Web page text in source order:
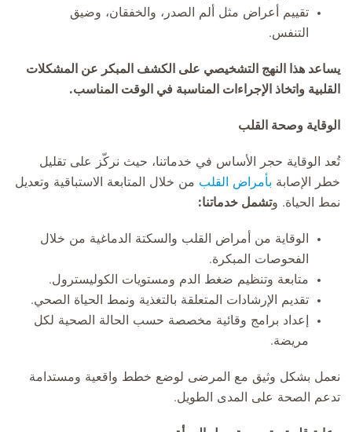
تقييم أعراض مثل ألم الصدر، والخفقان، وضيق
التنفس.
يساعد هذا النهج التشخيصي على الكشف المبكر عن المشكلات
القلبية واتخاذ الإجراءات المناسبة في الوقت المناسب.
الوقاية وصحة القلب
تُعد الوقاية حجر الأساس في خدماتنا، حيث نركّز على تقليل
خطر الإصابة بأمراض القلب من خلال المتابعة الاستباقية وتعديل
نمط الحياة. وتشمل خدماتنا:
الوقاية من أمراض القلب والسكتة الدماغية من خلال
الفحوصات المبكرة.
متابعة وتنظيم ضغط الدم ومستويات الكوليسترول.
تقديم الإرشادات المتعلقة بالتغذية ونمط الحياة الصحي.
إعداد برامج وقائية مخصصة حسب الحالة الصحية لكل
مريضة.
نعمل بشكل وثيق مع المرضى لوضع خطط واقعية ومستدامة
تدعم الصحة على المدى الطويل.